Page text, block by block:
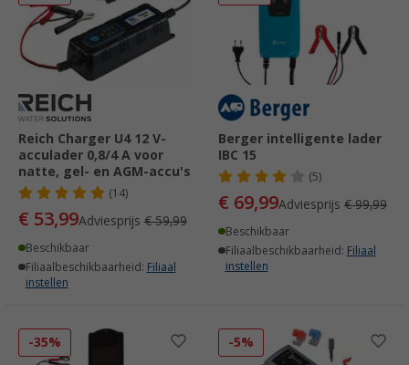
Reich Charger U4 12 V-
acculader 0,8/4 A voor
natte, gel- en AGM-accu's
(14)
€ 53,99Adviesprijs € 59,99
Beschikbaar
Filiaalbeschikbaarheid: Filiaal
instellen
Berger intelligente lader
IBC 15
(5)
€ 69,99Adviesprijs € 99,99
Beschikbaar
Filiaalbeschikbaarheid: Filiaal
instellen
-35% -5%